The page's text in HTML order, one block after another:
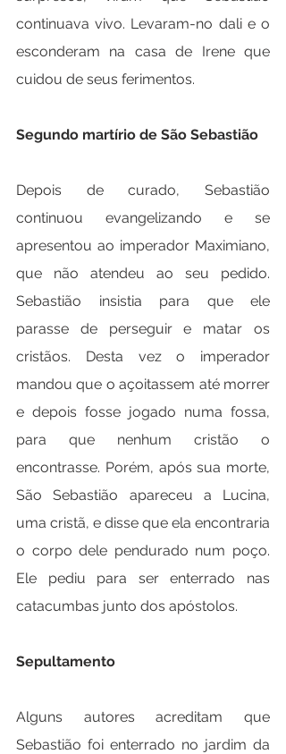
continuava vivo. Levaram-no dali e o
esconderam na casa de Irene que
cuidou de seus ferimentos.
Segundo martírio de São Sebastião
Depois de curado, Sebastião
continuou evangelizando e se
apresentou ao imperador Maximiano,
que não atendeu ao seu pedido.
Sebastião insistia para que ele
parasse de perseguir e matar os
cristãos. Desta vez o imperador
mandou que o açoitassem até morrer
e depois fosse jogado numa fossa,
para que nenhum cristão o
encontrasse. Porém, após sua morte,
São Sebastião apareceu a Lucina,
uma cristã, e disse que ela encontraria
o corpo dele pendurado num poço.
Ele pediu para ser enterrado nas
catacumbas junto dos apóstolos.
Sepultamento
Alguns autores acreditam que
Sebastião foi enterrado no jardim da